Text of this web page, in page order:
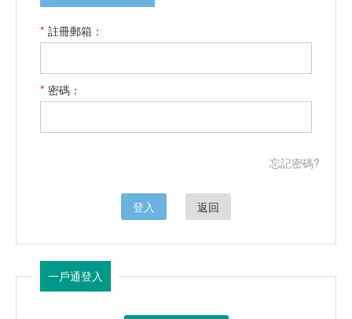
* 註冊郵箱：
* 密碼：
忘記密碼?
登入 返回
一戶通登入